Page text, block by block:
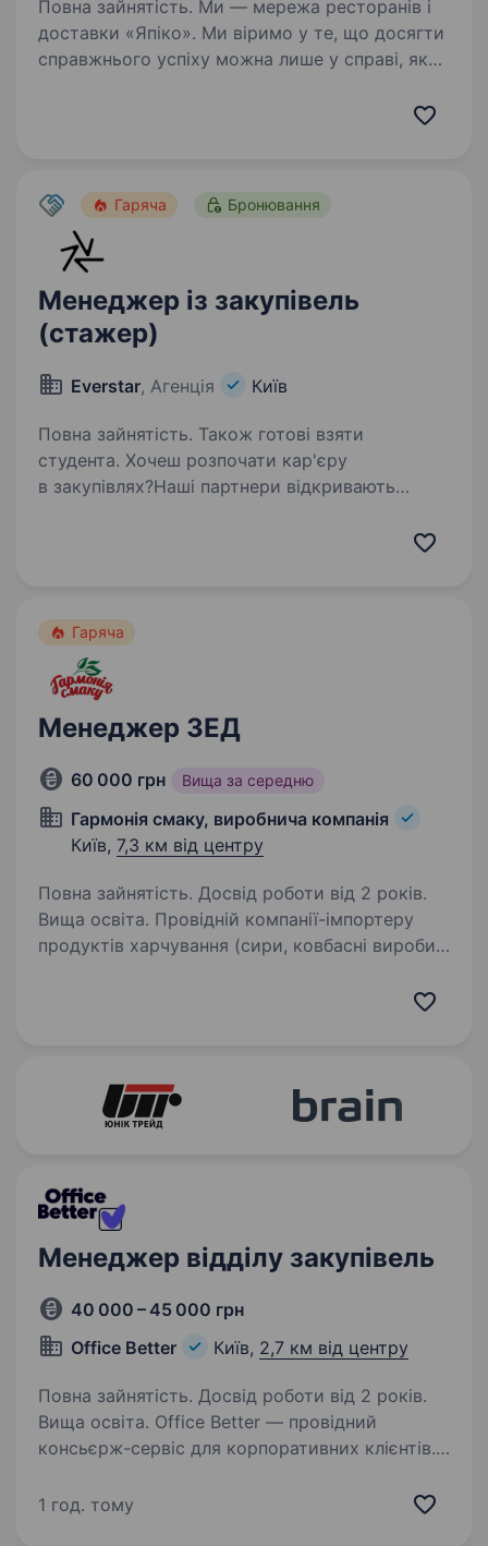
Повна зайнятість. Ми — мережа ресторанів і
доставки «Япіко». Ми віримо у те, що досягти
справжнього успіху можна лише у справі, яку
Гаряча Бронювання
Менеджер із закупівель
(стажер)
Everstar, Агенція Київ
Повна зайнятість. Також готові взяти
студента. Хочеш розпочати кар'єру
в закупівлях?Наші партнери відкривають
закупівель — це можливість увійти в професію
Гаряча
Менеджер ЗЕД
60 000 грн Вища за середню
Гармонія смаку, виробнича компанія
Київ, 7,3 км від центру
Повна зайнятість. Досвід роботи від 2 років.
Вища освіта. Провідній компанії-імпортеру
продуктів харчування (сири, ковбасні вироби,
Менеджер відділу закупівель
40 000 – 45 000 грн
Office Better
Київ, 2,7 км від центру
Повна зайнятість. Досвід роботи від 2 років.
Вища освіта. Office Better — провідний
консьєрж-сервіс для корпоративних клієнтів.
комфортної та безперебійної роботи: від
1 год. тому